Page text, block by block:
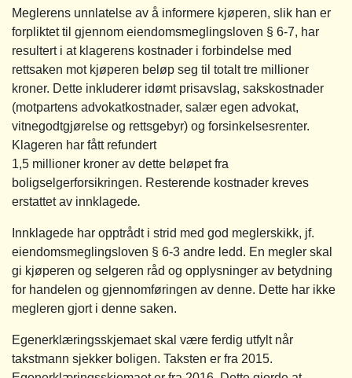
Meglerens unnlatelse av å informere kjøperen, slik han er
forpliktet til gjennom eiendomsmeglingsloven § 6-7, har
resultert i at klagerens kostnader i forbindelse med
rettsaken mot kjøperen beløp seg til totalt tre millioner
kroner. Dette inkluderer idømt prisavslag, sakskostnader
(motpartens advokatkostnader, salær egen advokat,
vitnegodtgjørelse og rettsgebyr) og forsinkelsesrenter.
Klageren har fått refundert
1,5 millioner kroner av dette beløpet fra
boligselgerforsikringen. Resterende kostnader kreves
erstattet av innklagede.
Innklagede har opptrådt i strid med god meglerskikk, jf.
eiendomsmeglingsloven § 6-3 andre ledd. En megler skal
gi kjøperen og selgeren råd og opplysninger av betydning
for handelen og gjennomføringen av denne. Dette har ikke
megleren gjort i denne saken.
Egenerklæringsskjemaet skal være ferdig utfylt når
takstmann sjekker boligen. Taksten er fra 2015.